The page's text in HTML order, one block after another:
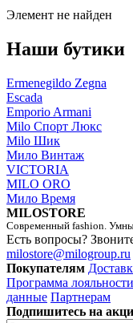
Элемент не найден
Наши бутики
Ermenegildo Zegna
Escada
Emporio Armani
Milo Спорт Люкс
Milo Шик
Мило Винтаж
VICTORIA
MILO ORO
Мило Время
MILOSTORE
Современный fashion.
Есть вопросы?
milostore@milogroup.ru
Покупателям
Программа лояльности
данные Партнерам
Подпишитесь на